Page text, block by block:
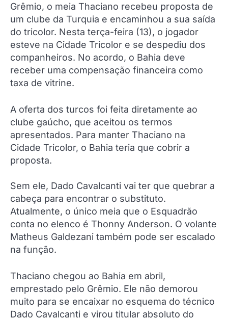
Grêmio, o meia Thaciano recebeu proposta de
um clube da Turquia e encaminhou a sua saída
do tricolor. Nesta terça-feira (13), o jogador
esteve na Cidade Tricolor e se despediu dos
companheiros. No acordo, o Bahia deve
receber uma compensação financeira como
taxa de vitrine.
A oferta dos turcos foi feita diretamente ao
clube gaúcho, que aceitou os termos
apresentados. Para manter Thaciano na
Cidade Tricolor, o Bahia teria que cobrir a
proposta.
Sem ele, Dado Cavalcanti vai ter que quebrar a
cabeça para encontrar o substituto.
Atualmente, o único meia que o Esquadrão
conta no elenco é Thonny Anderson. O volante
Matheus Galdezani também pode ser escalado
na função.
Thaciano chegou ao Bahia em abril,
emprestado pelo Grêmio. Ele não demorou
muito para se encaixar no esquema do técnico
Dado Cavalcanti e virou titular absoluto do